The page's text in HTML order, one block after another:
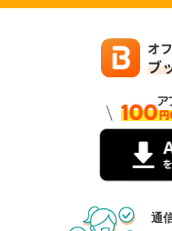
通